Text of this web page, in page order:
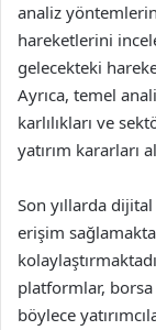
analiz
hareketlerini
gelecekteki
Ayrıca, temel
karlılıkları ve
yatırım kararları
Son yıllarda
erişim sağlamakta
platformlar,
böylece